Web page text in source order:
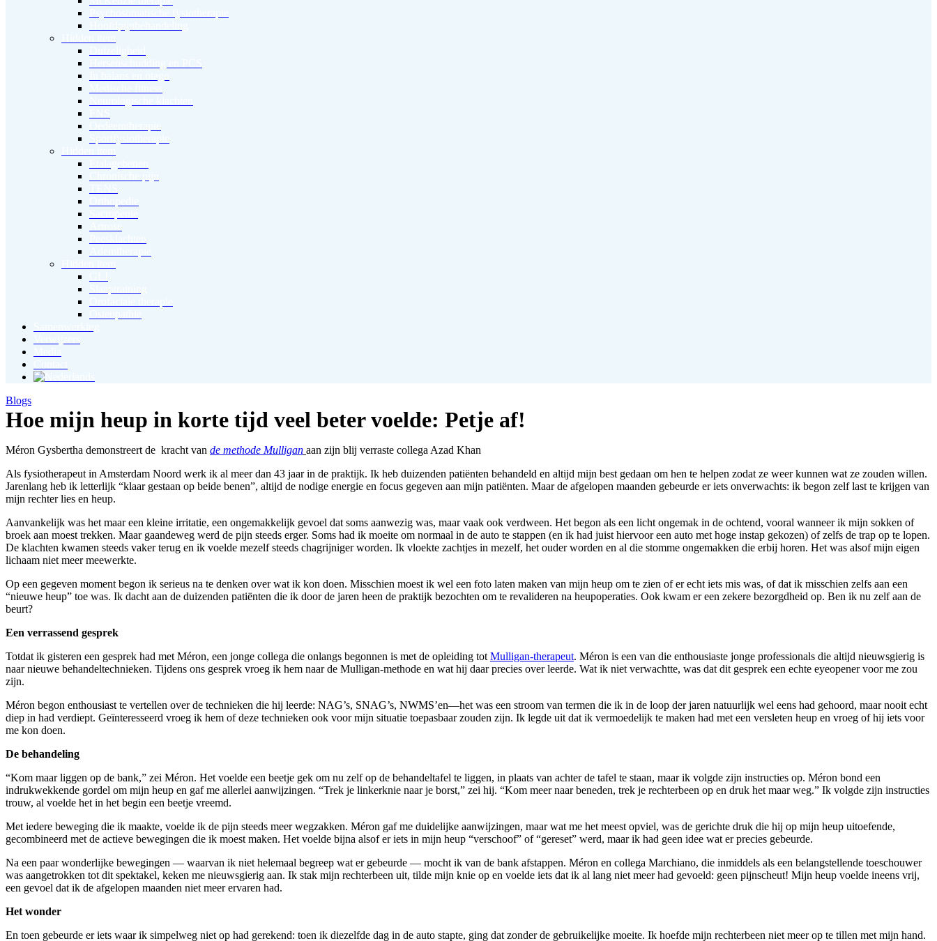
Blogs
Hoe mijn heup in korte tijd veel beter voelde: Petje af!
Méron Gysbertha demonstreert de kracht van de methode Mulligan aan zijn blij verraste collega Azad Khan
Als fysiotherapeut in Amsterdam Noord werk ik al meer dan 43 jaar in de praktijk. Ik heb duizenden patiënten behandeld en altijd mijn best gedaan om hen te helpen zodat ze weer kunnen wat ze zouden willen.
Jarenlang heb ik letterlijk “klaar gestaan op beide benen”, altijd de nodige energie en focus gegeven aan mijn patiënten. Maar de afgelopen maanden gebeurde er iets onverwachts: ik begon zelf last te krijgen van
mijn rechter lies en heup.
Aanvankelijk was het maar een kleine irritatie, een ongemakkelijk gevoel dat soms aanwezig was, maar vaak ook verdween. Het begon als een licht ongemak in de ochtend, vooral wanneer ik mijn sokken of
broek aan moest trekken. Maar gaandeweg werd de pijn steeds erger. Soms had ik moeite om normaal in de auto te stappen (en ik had juist hiervoor een auto met hoge instap gekozen) of zelfs de trap op te lopen.
De klachten kwamen steeds vaker terug en ik voelde mezelf steeds chagrijniger worden. Ik vloekte zachtjes in mezelf, het ouder worden en al die stomme ongemakken die erbij horen. Het was alsof mijn eigen
lichaam niet meer meewerkte.
Op een gegeven moment begon ik serieus na te denken over wat ik kon doen. Misschien moest ik wel een foto laten maken van mijn heup om te zien of er echt iets mis was, of dat ik misschien zelfs aan een
“nieuwe heup” toe was. Ik dacht aan de duizenden patiënten die ik door de jaren heen de praktijk bezochten om te revalideren na heupoperaties. Ook kwam er een zekere bezorgdheid op. Ben ik nu zelf aan de
beurt?
Een verrassend gesprek
Totdat ik gisteren een gesprek had met Méron, een jonge collega die onlangs begonnen is met de opleiding tot Mulligan-therapeut. Méron is een van die enthousiaste jonge professionals die altijd nieuwsgierig is
naar nieuwe behandeltechnieken. Tijdens ons gesprek vroeg ik hem naar de Mulligan-methode en wat hij daar precies over leerde. Wat ik niet verwachtte, was dat dit gesprek een echte eyeopener voor me zou
zijn.
Méron begon enthousiast te vertellen over de technieken die hij leerde: NAG’s, SNAG’s, NWMS’en—het was een stroom van termen die ik in de loop der jaren natuurlijk wel eens had gehoord, maar nooit echt
diep in had verdiept. Geïnteresseerd vroeg ik hem of deze technieken ook voor mijn situatie toepasbaar zouden zijn. Ik legde uit dat ik vermoedelijk te maken had met een versleten heup en vroeg of hij iets voor
me kon doen.
De behandeling
“Kom maar liggen op de bank,” zei Méron. Het voelde een beetje gek om nu zelf op de behandeltafel te liggen, in plaats van achter de tafel te staan, maar ik volgde zijn instructies op. Méron bond een
indrukwekkende gordel om mijn heup en gaf me allerlei aanwijzingen. “Trek je linkerknie naar je borst,” zei hij. “Kom meer naar beneden, trek je rechterbeen op en druk het maar weg.” Ik volgde zijn instructies
trouw, al voelde het in het begin een beetje vreemd.
Met iedere beweging die ik maakte, voelde ik de pijn steeds meer wegzakken. Méron gaf me duidelijke aanwijzingen, maar wat me het meest opviel, was de gerichte druk die hij op mijn heup uitoefende,
gecombineerd met de actieve bewegingen die ik moest maken. Het voelde bijna alsof er iets in mijn heup “verschoof” of “gereset” werd, maar ik had geen idee wat er precies gebeurde.
Na een paar wonderlijke bewegingen — waarvan ik niet helemaal begreep wat er gebeurde — mocht ik van de bank afstappen. Méron en collega Marchiano, die inmiddels als een belangstellende toeschouwer
was aangetrokken tot dit spektakel, keken me nieuwsgierig aan. Ik stak mijn rechterbeen uit, tilde mijn knie op en voelde iets dat ik al lang niet meer had gevoeld: geen pijnscheut! Mijn heup voelde ineens vrij,
een gevoel dat ik de afgelopen maanden niet meer ervaren had.
Het wonder
En toen gebeurde er iets waar ik simpelweg niet op had gerekend: toen ik diezelfde dag in de auto stapte, ging dat zonder de gebruikelijke moeite. Ik hoefde mijn rechterbeen niet meer op te tillen met mijn hand.